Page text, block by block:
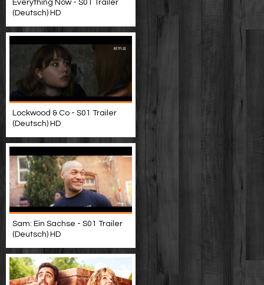
Everything Now - S01 Trailer
(Deutsch) HD
Lockwood & Co - S01 Trailer
(Deutsch) HD
Sam: Ein Sachse - S01 Trailer
(Deutsch) HD